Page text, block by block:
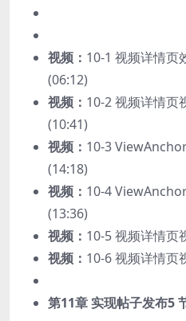
视频： 10-1 视频详情页
(06:12)
视频： 10-2 视频详情页
(10:41)
视频： 10-3
(14:18)
视频： 10-4
(13:36)
视频： 10-5 视频详情页
视频： 10-6 视频详情页
第11章 实现帖子发布5